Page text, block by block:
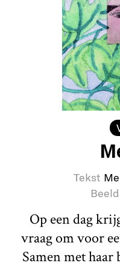
Tekst
Beeld
Op een dag
vraag om voor
Samen met